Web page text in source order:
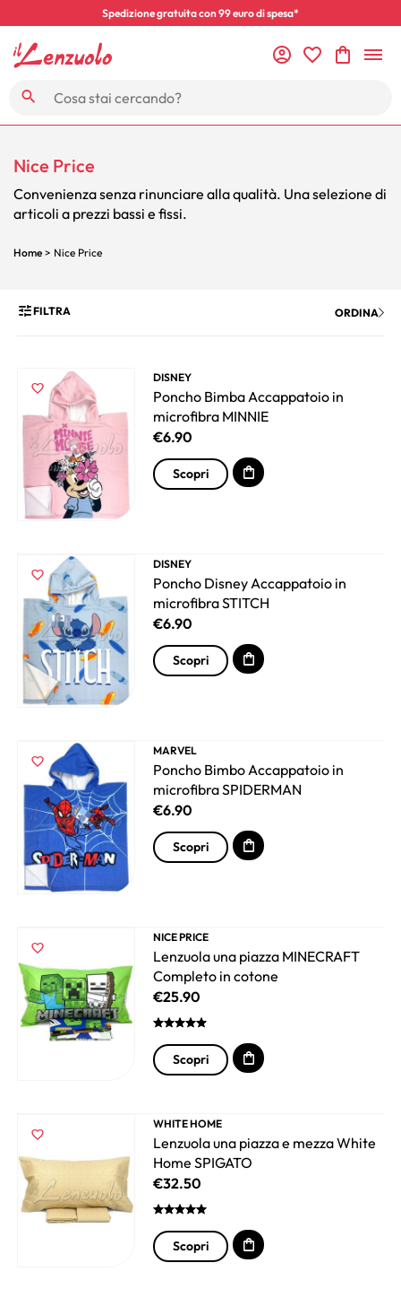
Spedizione gratuita con 99 euro di spesa*
Nice Price
Convenienza senza rinunciare alla qualità. Una selezione di
articoli a prezzi bassi e fissi.
Home > Nice Price
FILTRA ORDINA
DISNEY
Poncho Bimba Accappatoio in
microfibra MINNIE
€6.90
Scopri
DISNEY
Poncho Disney Accappatoio in
microfibra STITCH
€6.90
Scopri
MARVEL
Poncho Bimbo Accappatoio in
microfibra SPIDERMAN
€6.90
Scopri
NICE PRICE
Lenzuola una piazza MINECRAFT
Completo in cotone
€25.90
Scopri
WHITE HOME
Lenzuola una piazza e mezza White
Home SPIGATO
€32.50
Scopri